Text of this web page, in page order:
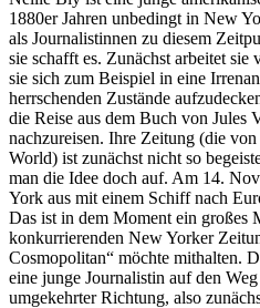
1880er Jahren unbedingt in New
als Journalistinnen zu diesem
sie schafft es. Zunächst arbeitet sie
sie sich zum Beispiel in eine
herrschenden Zustände
die Reise aus dem Buch von Jules
nachzureisen. Ihre Zeitung (die
World) ist zunächst nicht so
man die Idee doch auf. Am 14.
York aus mit einem Schiff nach
Das ist in dem Moment ein großes
konkurrierenden New Yorker
Cosmopolitan“ möchte mithalten.
eine junge Journalistin auf den
umgekehrter Richtung, also